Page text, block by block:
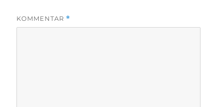
KOMMENTAR *